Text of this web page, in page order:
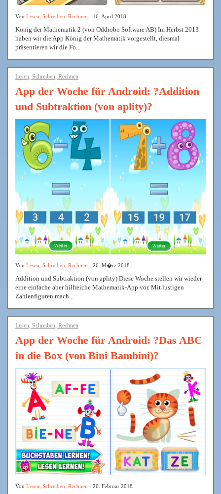
Von Lesen, Schreiben, Rechnen - 16. April 2018
König der Mathematik 2 (von Oddrobo Software AB) Im Herbst 2013
haben wir die App König der Mathematik vorgestellt, diesmal
präsentieren wir die Fo...
Lesen, Schreiben, Rechnen
App der Woche für Android: ?Addition
und Subtraktion (von aplity)?
Von Lesen, Schreiben, Rechnen - 26. M�rz 2018
Addition und Subtraktion (von aplity) Diese Woche stellen wir wieder
eine einfache aber hilfreiche Mathematik-App vor. Mit lustigen
Zahlenfiguren mach...
Lesen, Schreiben, Rechnen
App der Woche für Android: ?Das ABC
in die Box (von Bini Bambini)?
Von Lesen, Schreiben, Rechnen - 26. Februar 2018